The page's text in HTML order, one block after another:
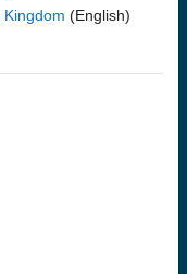
、モンテカルロ シミュ
り、分類学習器アプリ
ータから推定を行い予
減、特徴選択の手法が
変数の特定が可能で
Kingdom (English)